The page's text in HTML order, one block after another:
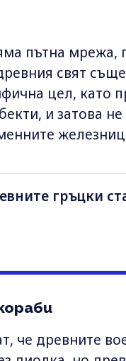
пътна мрежа,
свят
цел, като
и затова не
гръцки
че древните